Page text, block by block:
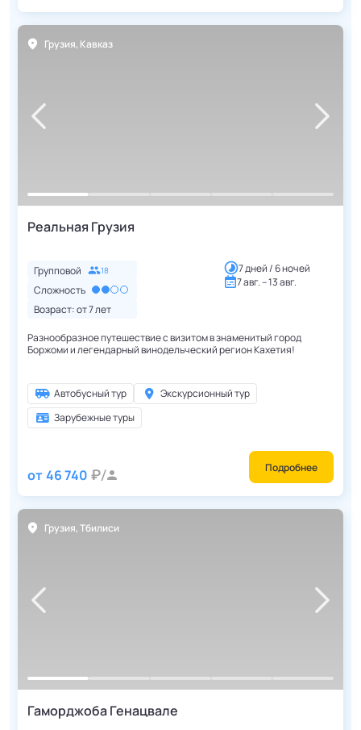
Грузия, Кавказ
Реальная Грузия
Групповой 18
Сложность
Возраст: от7лет
7 дней / 6 ночей
7 авг. – 13 авг.
Разнообразное путешествие с визитом в знаменитый город
Боржоми и легендарный винодельческий регион Кахетия!
Автобусный тур
Экскурсионный тур
Зарубежные туры
от 46 740 Подробнее
Грузия,Тбилиси
Гаморджоба Генацвале